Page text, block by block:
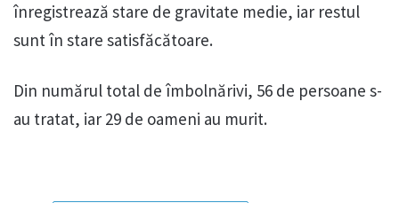
înregistrează stare de gravitate medie, iar restul
sunt în stare satisfăcătoare.
Din numărul total de îmbolnărivi, 56 de persoane s-
au tratat, iar 29 de oameni au murit.